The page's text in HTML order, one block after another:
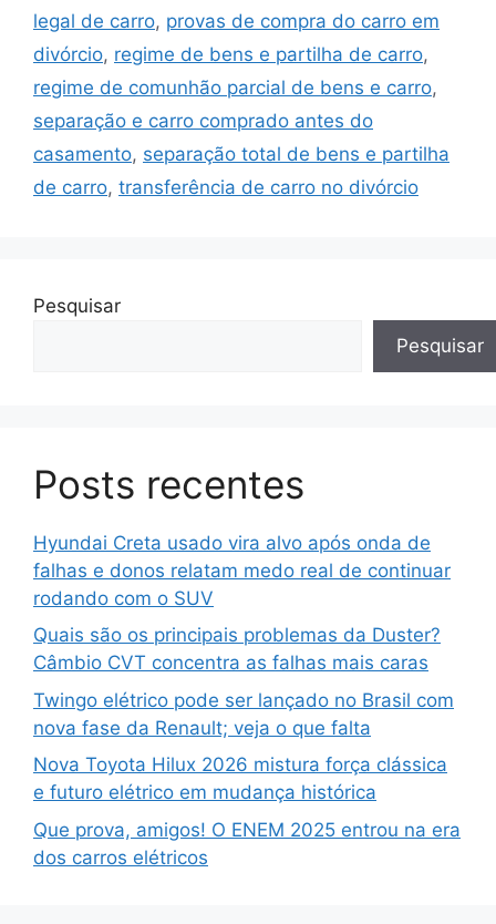
legal de carro, provas de compra do carro em
divórcio, regime de bens e partilha de carro,
regime de comunhão parcial de bens e carro,
separação e carro comprado antes do
casamento, separação total de bens e partilha
de carro, transferência de carro no divórcio
Pesquisar
Pesquisar
Posts recentes
Hyundai Creta usado vira alvo após onda de
falhas e donos relatam medo real de continuar
rodando com o SUV
Quais são os principais problemas da Duster?
Câmbio CVT concentra as falhas mais caras
Twingo elétrico pode ser lançado no Brasil com
nova fase da Renault; veja o que falta
Nova Toyota Hilux 2026 mistura força clássica
e futuro elétrico em mudança histórica
Que prova, amigos! O ENEM 2025 entrou na era
dos carros elétricos